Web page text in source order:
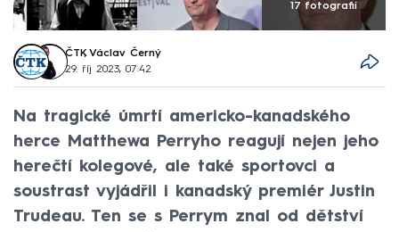
17 fotografií
ČTK, Václav Černý
29. říj 2023, 07:42
Na tragické úmrtí americko-kanadského
herce Matthewa Perryho reagují nejen jeho
herečtí kolegové, ale také sportovci a
soustrast vyjádřil i kanadský premiér Justin
Trudeau. Ten se s Perrym znal od dětství